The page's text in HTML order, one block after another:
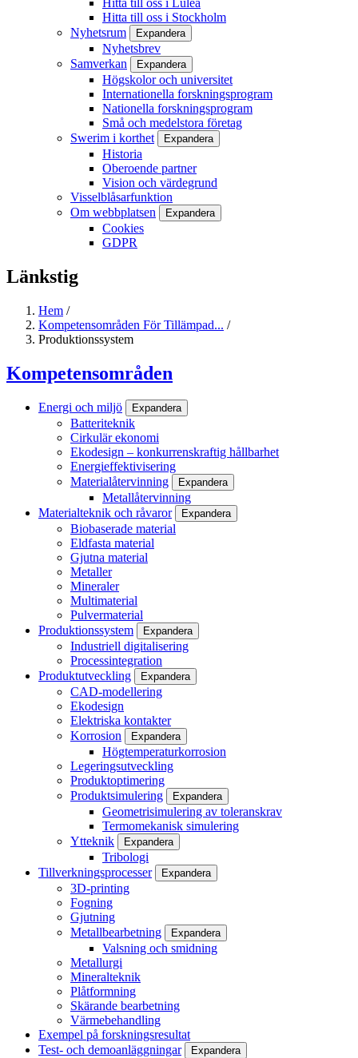
Hitta till oss i Stockholm
Nyhetsrum
Expandera
Nyhetsbrev
Samverkan
Expandera
Högskolor och universitet
Internationella forskningsprogram
Nationella forskningsprogram
Små och medelstora företag
Swerim i korthet
Expandera
Historia
Oberoende partner
Vision och värdegrund
Visselblåsarfunktion
Om webbplatsen
Expandera
Cookies
GDPR
Länkstig
Hem /
Kompetensområden För Tillämpad... /
Produktionssystem
Kompetensområden
Energi och miljö Expandera
Batteriteknik
Cirkulär ekonomi
Ekodesign – konkurrenskraftig hållbarhet
Energieffektivisering
Materialåtervinning
Expandera
Metallåtervinning
Materialteknik och råvaror
Expandera
Biobaserade material
Eldfasta material
Gjutna material
Metaller
Mineraler
Multimaterial
Pulvermaterial
Produktionssystem
Expandera
Industriell digitalisering
Processintegration
Produktutveckling
Expandera
CAD-modellering
Ekodesign
Elektriska kontakter
Korrosion
Expandera
Högtemperaturkorrosion
Legeringsutveckling
Produktoptimering
Produktsimulering
Expandera
Geometrisimulering av toleranskrav
Termomekanisk simulering
Ytteknik
Expandera
Tribologi
Tillverkningsprocesser
Expandera
3D-printing
Fogning
Gjutning
Metallbearbetning
Expandera
Valsning och smidning
Metallurgi
Mineralteknik
Plåtformning
Skärande bearbetning
Värmebehandling
Exempel på forskningsresultat
Test- och demoanläggningar
Expandera